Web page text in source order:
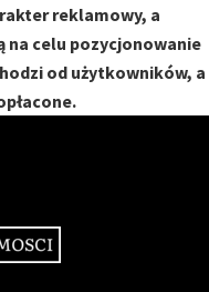
reklamowy, a
na celu pozycjonowanie
od użytkowników, a